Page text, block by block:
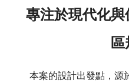
專注於現代化
區
本案的設計出發點，